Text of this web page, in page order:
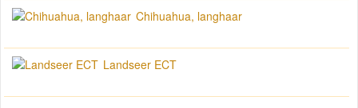
Chihuahua, langhaar
Landseer ECT